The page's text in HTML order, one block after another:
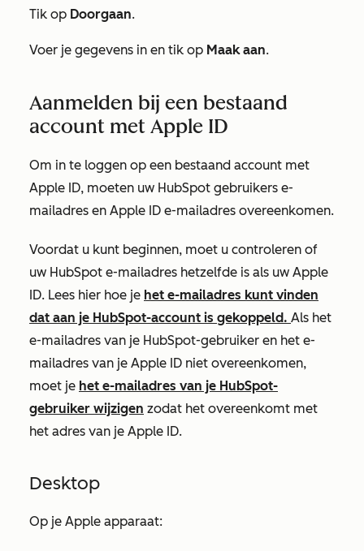
Tik op Doorgaan.
Voer je gegevens in en tik op Maak aan.
Aanmelden bij een bestaand
account met Apple ID
Om in te loggen op een bestaand account met
Apple ID, moeten uw HubSpot gebruikers e-
mailadres en Apple ID e-mailadres overeenkomen.
Voordat u kunt beginnen, moet u controleren of
uw HubSpot e-mailadres hetzelfde is als uw Apple
ID. Lees hier hoe je het e-mailadres kunt vinden
dat aan je HubSpot-account is gekoppeld. Als het
e-mailadres van je HubSpot-gebruiker en het e-
mailadres van je Apple ID niet overeenkomen,
moet je het e-mailadres van je HubSpot-
gebruiker wijzigen zodat het overeenkomt met
het adres van je Apple ID.
Desktop
Op je Apple apparaat: